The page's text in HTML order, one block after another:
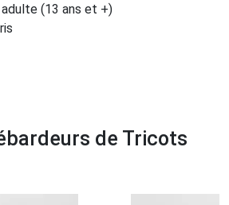
adulte (13 ans et +)
de Tricots